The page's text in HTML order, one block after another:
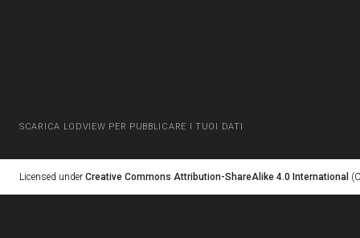
SCARICA LODVIEW PER PUBBLICARE I TUOI DATI
Licensed under Creative Commons Attribution-ShareAlike 4.0 International